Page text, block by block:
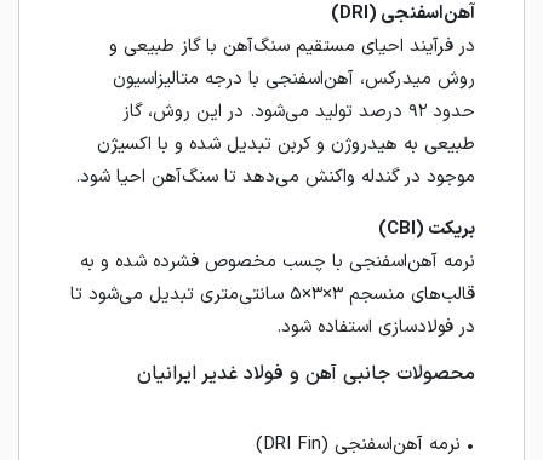
آهن‌اسفنجی (DRI)
در فرآیند احیای مستقیم سنگ‌آهن با گاز طبیعی و
روش میدرکس، آهن‌اسفنجی با درجه متالیزاسیون
حدود ۹۲ درصد تولید می‌شود. در این روش، گاز
طبیعی به هیدروژن و کربن تبدیل شده و با اکسیژن
موجود در گندله واکنش می‌دهد تا سنگ‌آهن احیا شود.
بریکت (CBI)
نرمه آهن‌اسفنجی با چسب مخصوص فشرده شده و به
قالب‌های منسجم ۳×۳×۵ سانتی‌متری تبدیل می‌شود تا
در فولادسازی استفاده شود.
محصولات جانبی آهن و فولاد غدیر ایرانیان
• نرمه آهن‌اسفنجی (DRI Fin)